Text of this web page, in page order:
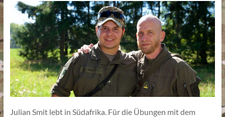
Julian Smit lebt in Südafrika. Für die Übungen mit dem